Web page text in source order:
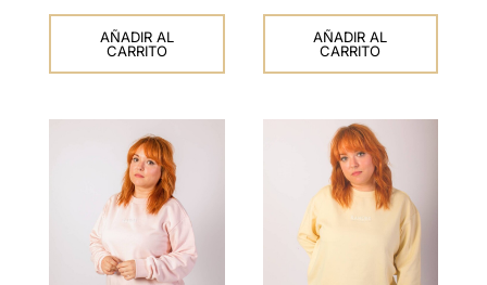
AÑADIR AL
CARRITO
AÑADIR AL
CARRITO
producto
tiene
múltiples
variantes.
Las
opciones
se
producto
tiene
múltiples
variantes.
opciones